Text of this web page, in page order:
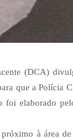
(DCA)
que a Polícia
elaborado
à área